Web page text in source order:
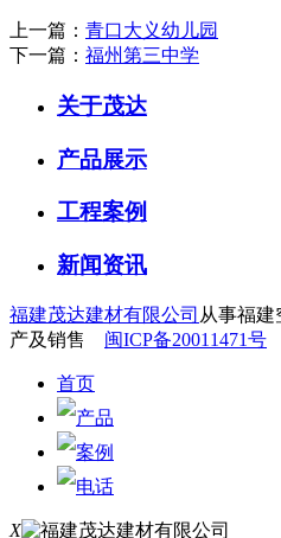
上一篇： 青口大义幼儿园
下一篇： 福州第三中学
关于茂达
产品展示
工程案例
新闻资讯
福建茂达建材有限公司 从事福
产及销售 闽ICP备20011471号
首页
产品
案例
电话
X